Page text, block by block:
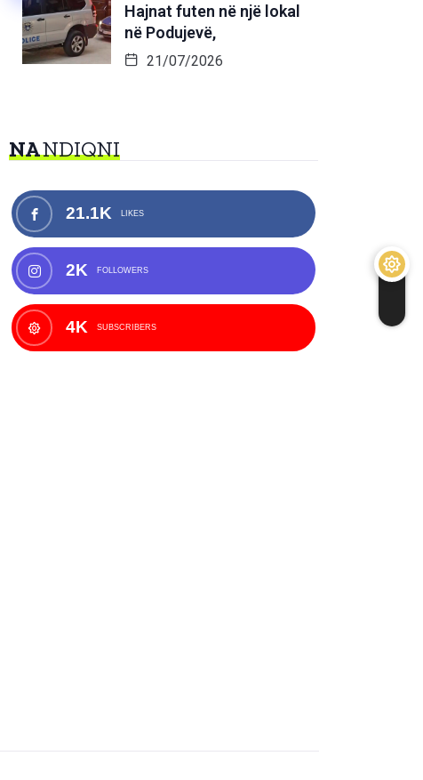
Hajnat futen në një lokal
në Podujevë,
21/07/2026
NANDIQNI
21.1K LIKES
2K FOLLOWERS
4K SUBSCRIBERS